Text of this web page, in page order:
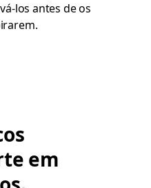
los antes de os
em